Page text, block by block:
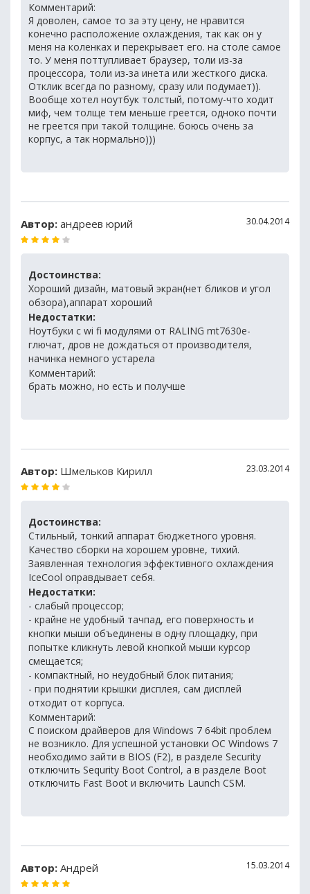
Комментарий:
Я доволен, самое то за эту цену, не нравится
конечно расположение охлаждения, так как он у
меня на коленках и перекрывает его. на столе самое
то. У меня поттупливает браузер, толи из-за
процессора, толи из-за инета или жесткого диска.
Отклик всегда по разному, сразу или подумает)).
Вообще хотел ноутбук толстый, потому-что ходит
миф, чем толще тем меньше греется, одноко почти
не греется при такой толщине. боюсь очень за
корпус, а так нормально)))
Автор: андреев юрий 30.04.2014
Достоинства:
Хороший дизайн, матовый экран(нет бликов и угол
обзора),аппарат хороший
Недостатки:
Ноутбуки с wi fi модулями от RALING mt7630e-
глючат, дров не дождаться от производителя,
начинка немного устарела
Комментарий:
брать можно, но есть и получше
Автор: Шмельков Кирилл 23.03.2014
Достоинства:
Стильный, тонкий аппарат бюджетного уровня.
Качество сборки на хорошем уровне, тихий.
Заявленная технология эффективного охлаждения
IceCool оправдывает себя.
Недостатки:
- слабый процессор;
- крайне не удобный тачпад, его поверхность и
кнопки мыши объединены в одну площадку, при
попытке кликнуть левой кнопкой мыши курсор
смещается;
- компактный, но неудобный блок питания;
- при поднятии крышки дисплея, сам дисплей
отходит от корпуса.
Комментарий:
С поиском драйверов для Windows 7 64bit проблем
не возникло. Для успешной установки ОС Windows 7
необходимо зайти в BIOS (F2), в разделе Security
отключить Sequrity Boot Control, а в разделе Boot
отключить Fast Boot и включить Launch CSM.
Автор: Андрей 15.03.2014